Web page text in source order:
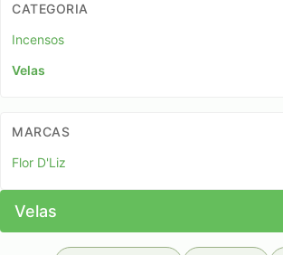
CATEGORIA
Incensos
Velas
MARCAS
Flor D'Liz
Velas